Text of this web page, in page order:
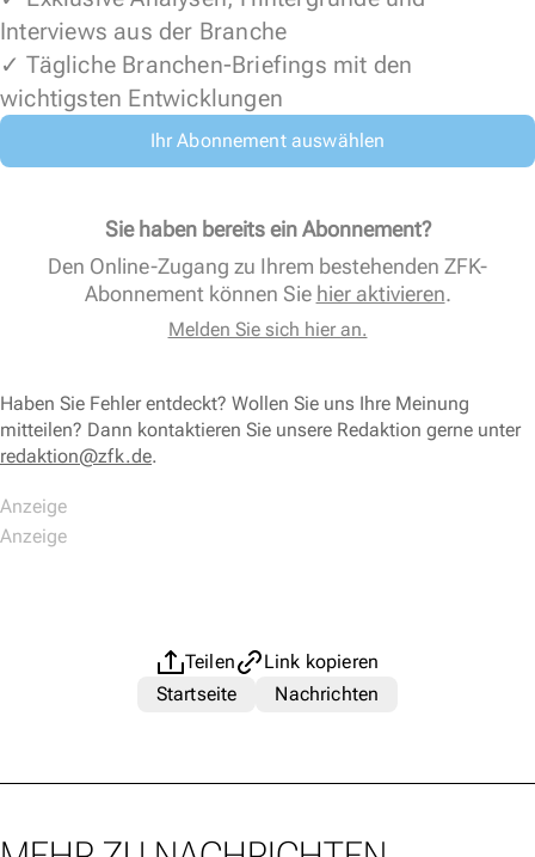
Interviews aus der Branche
✓ Tägliche Branchen-Briefings mit den
wichtigsten Entwicklungen
Ihr Abonnement auswählen
Sie haben bereits ein Abonnement?
Den Online-Zugang zu Ihrem bestehenden ZFK-
Abonnement können Sie hier aktivieren.
Melden Sie sich hier an.
Haben Sie Fehler entdeckt? Wollen Sie uns Ihre Meinung
mitteilen? Dann kontaktieren Sie unsere Redaktion gerne unter
redaktion@zfk.de.
Teilen
Link kopieren
Startseite
Nachrichten